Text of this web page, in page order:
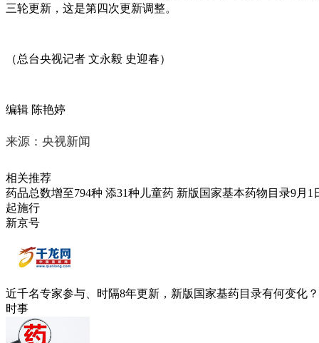
三轮更新，这是第四次更新调整。
（总台央视记者 文永毅 史迎春）
编辑 陈艳婷
来源：央视新闻
相关推荐
药品总数增至794种 添31种儿童药 新版国家基本药物目录9月1
起施行
新京号
近千名专家参与、时隔8年更新，新版国家基药目录有何变化？
时事